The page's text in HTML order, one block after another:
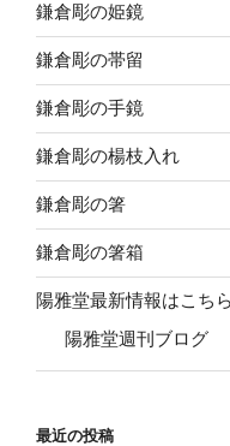
鎌倉彫の姫鏡
鎌倉彫の帯留
鎌倉彫の手鏡
鎌倉彫の楊枝入れ
鎌倉彫の箸
鎌倉彫の箸箱
陽雅堂最新情報はこちら
陽雅堂週刊ブログ
最近の投稿